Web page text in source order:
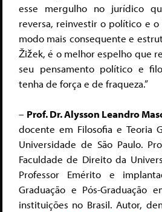
esse mergulho no jurídico
reversa, reinvestir o político e
modo mais consequente e
Žižek, é o melhor espelho que
seu pensamento político e
tenha de força e de fraqueza.”
– Prof. Dr. Alysson Leandro
docente em Filosofia e Teoria
Universidade de São Paulo.
Faculdade de Direito da
Professor Emérito e
Graduação e Pós-Graduação
instituições no Brasil. Autor,